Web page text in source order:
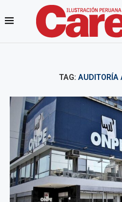
TAG: AUDITORÍA